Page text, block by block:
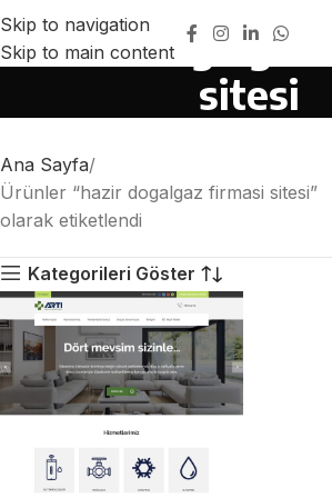
Skip to navigation
Skip to main content
hazir dogalgaz
sitesi
Ana Sayfa
Ürünler “hazir dogalgaz firmasi sitesi”
olarak etiketlendi
Kategorileri Göster